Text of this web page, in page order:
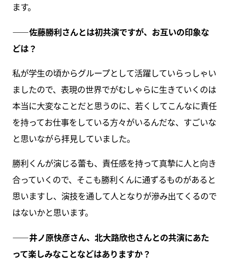
ます。
――佐藤勝利さんとは初共演ですが、お互いの印象な
どは？
私が学生の頃からグループとして活躍していらっしゃい
ましたので、表現の世界でがむしゃらに生きていくのは
本当に大変なことだと思うのに、若くしてこんなに責任
を持ってお仕事をしている方々がいるんだな、すごいな
と思いながら拝見していました。
勝利くんが演じる蕾も、責任感を持って真摯に人と向き
合っていくので、そこも勝利くんに通ずるものがあると
思いますし、演技を通して人となりが滲み出てくるので
はないかと思います。
――井ノ原快彦さん、北大路欣也さんとの共演にあた
って楽しみなことなどはありますか？